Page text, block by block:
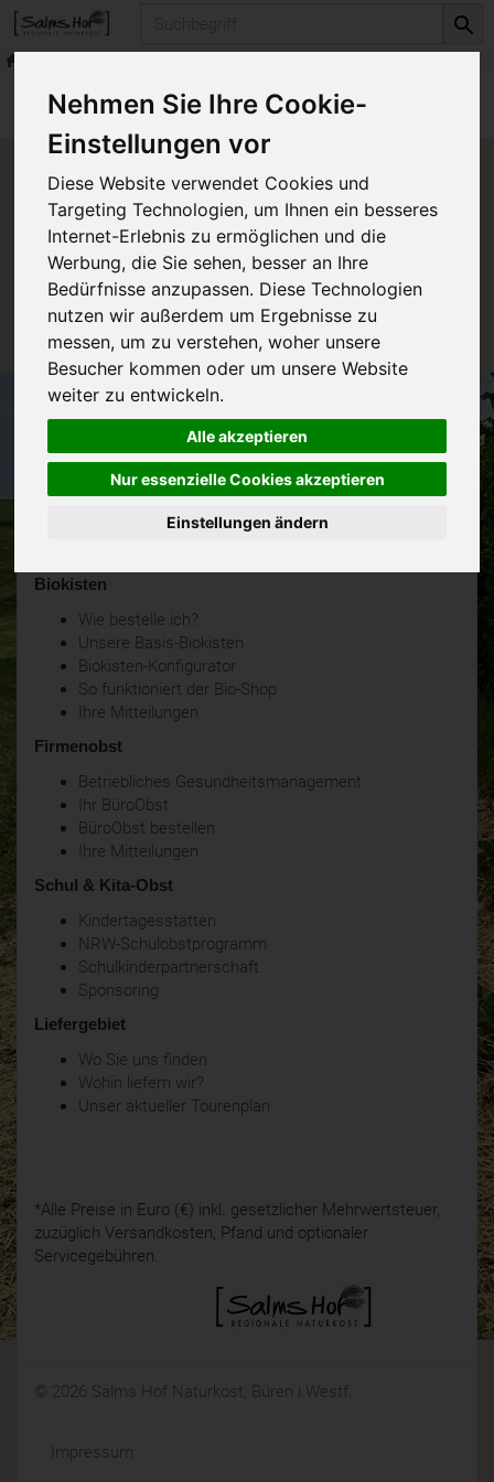
Nehmen Sie Ihre Cookie-
Einstellungen vor
Diese Website verwendet Cookies und
Targeting Technologien, um Ihnen ein besseres
Internet-Erlebnis zu ermöglichen und die
Werbung, die Sie sehen, besser an Ihre
Bedürfnisse anzupassen. Diese Technologien
nutzen wir außerdem um Ergebnisse zu
messen, um zu verstehen, woher unsere
Besucher kommen oder um unsere Website
weiter zu entwickeln.
Alle akzeptieren
Nur essenzielle Cookies akzeptieren
Einstellungen ändern
Produkte Vorratskammer
Backen & Kochen
Saucen
Produkt "Pilz Sauce vegan"
nicht verfügbar.
Das von Ihnen gesuchte Produkt ist leider zur Zeit
nicht verfügbar.
Biokisten
Wie bestelle ich?
Unsere Basis-Biokisten
Biokisten-Konfigurator
So funktioniert der Bio-Shop
Ihre Mitteilungen
Firmenobst
Betriebliches Gesundheitsmanagement
Ihr BüroObst
BüroObst bestellen
Ihre Mitteilungen
Schul & Kita-Obst
Kindertagesstätten
NRW-Schulobstprogramm
Schulkinderpartnerschaft
Sponsoring
Liefergebiet
Wo Sie uns finden
Wohin liefern wir?
Unser aktueller Tourenplan
*Alle Preise in Euro (€) inkl. gesetzlicher Mehrwertsteuer,
zuzüglich Versandkosten, Pfand und optionaler
Servicegebühren.
© 2026 Salms Hof Naturkost, Büren i.Westf.
Impressum